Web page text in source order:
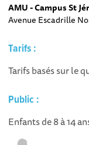
AMU - Campus St
Avenue Escadrille
Tarifs :
Tarifs basés sur le
Public :
Enfants de 8 à 14